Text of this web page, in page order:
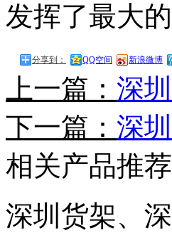
发挥了最大
分享到： QQ空间 新浪微博
上一篇： 深
下一篇： 深
相关产品推荐
深圳货架、